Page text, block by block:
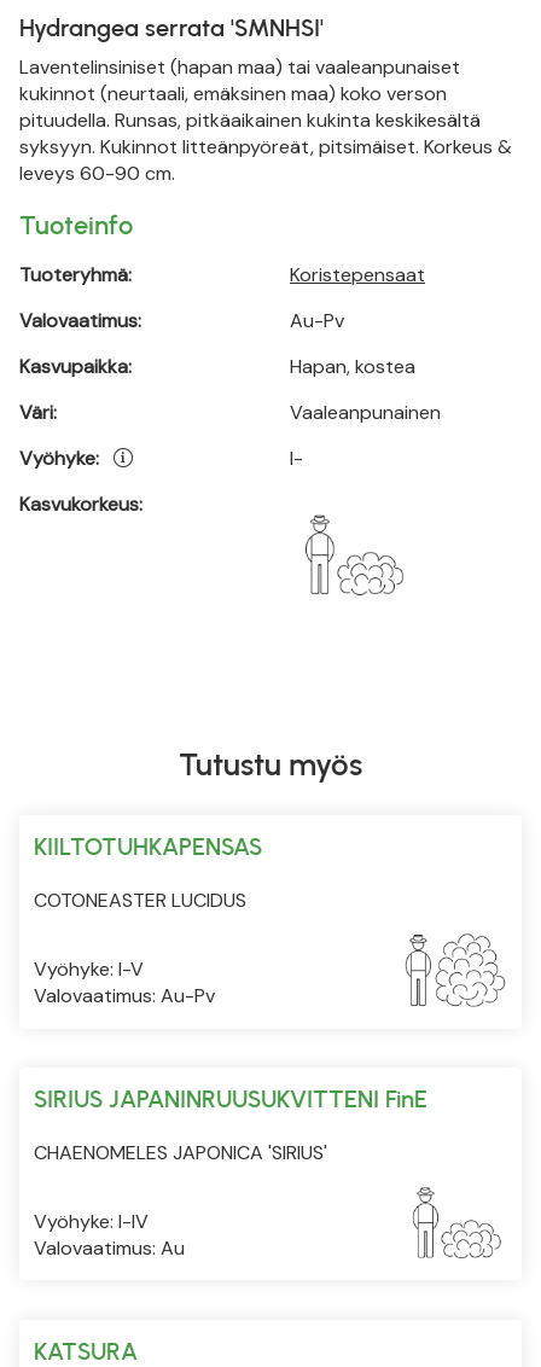
Hydrangea serrata 'SMNHSI'
Laventelinsiniset (hapan maa) tai vaaleanpunaiset
kukinnot (neurtaali, emäksinen maa) koko verson
pituudella. Runsas, pitkäaikainen kukinta keskikesältä
syksyyn. Kukinnot litteänpyöreät, pitsimäiset. Korkeus &
leveys 60-90 cm.
Tuoteinfo
Tuoteryhmä:
Valovaatimus:
Kasvupaikka:
Väri:
Vyöhyke:
Kasvukorkeus:
Koristepensaat
Au-Pv
Hapan, kostea
Vaaleanpunainen
I-
Tutustu myös
KIILTOTUHKAPENSAS
COTONEASTER LUCIDUS
Vyöhyke: I-V
Valovaatimus: Au-Pv
SIRIUS JAPANINRUUSUKVITTENI FinE
CHAENOMELES JAPONICA 'SIRIUS'
Vyöhyke: I-IV
Valovaatimus: Au
KATSURA